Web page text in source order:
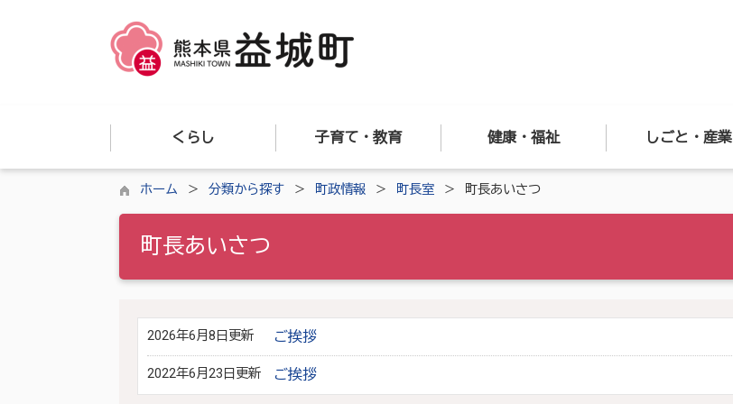
くらし 子育て・教育 健康・福祉 しごと・産業
ホーム 分類から探す 町政情報 町長室 町長あいさつ
町長あいさつ
2026年6月8日更新 ご挨拶
2022年6月23日更新 ご挨拶